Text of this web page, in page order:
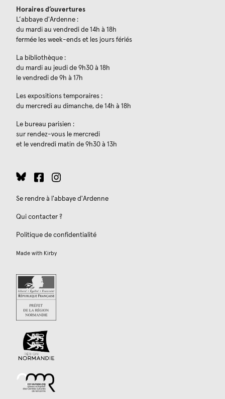
Horaires d’ouvertures
L’abbaye d'Ardenne :
du mardi au vendredi de 14h à 18h
fermée les week-ends et les jours fériés
La bibliothèque :
du mardi au jeudi de 9h30 à 18h
le vendredi de 9h à 17h
Les expositions temporaires :
du mercredi au dimanche, de 14h à 18h
Le bureau parisien :
sur rendez-vous le mercredi
et le vendredi matin de 9h30 à 13h
Se rendre à l'abbaye d'Ardenne
Qui contacter ?
Politique de confidentialité
Made with Kirby